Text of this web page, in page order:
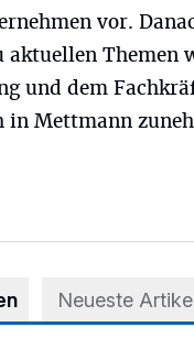
vor.
aktuellen Themen
und dem
in Mettmann
Neueste